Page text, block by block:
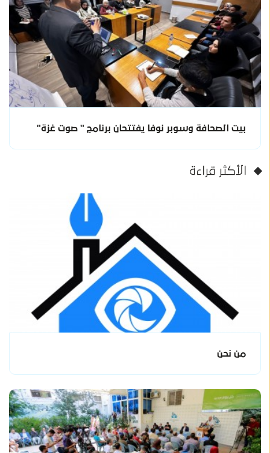
بيت الصحافة وسوبر نوفا يفتتحان برنامج " صوت غزة"
الأكثر قراءة
من نحن